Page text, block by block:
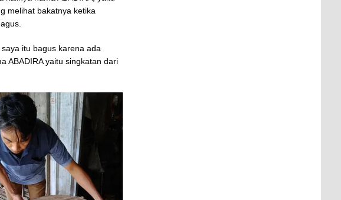
melihat bakatnya ketika
itu bagus karena ada
ABADIRA yaitu singkatan dari